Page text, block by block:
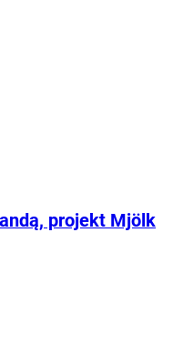
projekt Mjölk